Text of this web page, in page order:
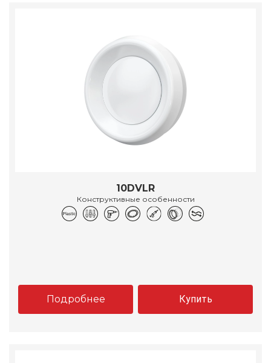
10DVLR
Конструктивные особенности
Подробнее Купить